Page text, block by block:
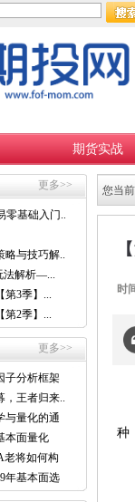
期货实战
更多>>
零基础入门...
与技巧解...
法解析—...
第3季】...
第2季】...
更多>>
子分析框架
王者归来...
与量化的通
本面量化
老将如何构
年基本面选
您当
时
种